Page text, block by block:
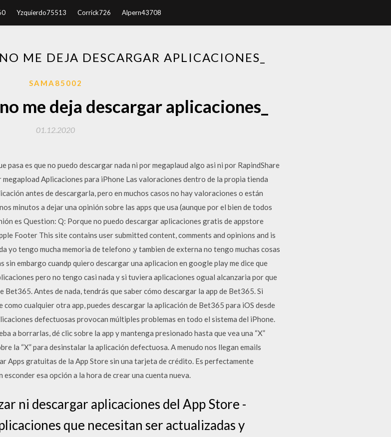
Yzquierdo75513 Corrick726 Alpern43708
ME DEJA DESCARGAR APLICACIONES_
SAMA85002
me deja descargar aplicaciones_
01.12.2020
pasa es que no puedo descargar nada ni por megaplaud algo asi ni por RapindShare
Aplicaciones para iPhone Las valoraciones dentro de la propia tienda
antes de descargarla, pero en muchos casos no hay valoraciones o están
minutos a dejar una opinión sobre las apps que usa (aunque por el bien de todos
es Question: Q: Porque no puedo descargar aplicaciones gratis de appstore
Footer This site contains user submitted content, comments and opinions and is
yo tengo mucha memoria de telefono ,y tambien de externa no tengo muchas cosas
sin embargo cuandp quiero descargar una aplicacion en google play me dice que
pero no tengo casi nada y si tuviera aplicaciones ogual alcanzaria por que
Bet365. Antes de nada, tendrás que saber cómo descargar la app de Bet365. Si
cualquier otra app, puedes descargar la aplicación de Bet365 para iOS desde
defectuosas provocan múltiples problemas en todo el sistema del iPhone.
a borrarlas, dé clic sobre la app y mantenga presionado hasta que vea una “X”
la “X” para desinstalar la aplicación defectuosa. A menudo nos llegan emails
Apps gratuitas de la App Store sin una tarjeta de crédito. Es perfectamente
esa opción a la hora de crear una cuenta nueva.
ni descargar aplicaciones del App Store -
que necesitan ser actualizadas y